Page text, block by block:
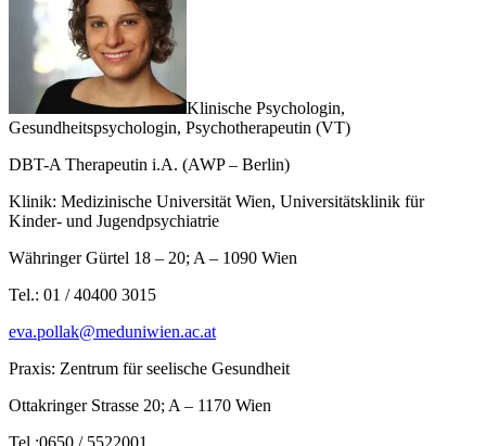
Klinische Psychologin,
Gesundheitspsychologin, Psychotherapeutin (VT)
DBT-A Therapeutin i.A. (AWP – Berlin)
Klinik: Medizinische Universität Wien, Universitätsklinik für
Kinder- und Jugendpsychiatrie
Währinger Gürtel 18 – 20; A – 1090 Wien
Tel.: 01 / 40400 3015
eva.pollak@meduniwien.ac.at
Praxis: Zentrum für seelische Gesundheit
Ottakringer Strasse 20; A – 1170 Wien
Tel.:0650 / 5522001